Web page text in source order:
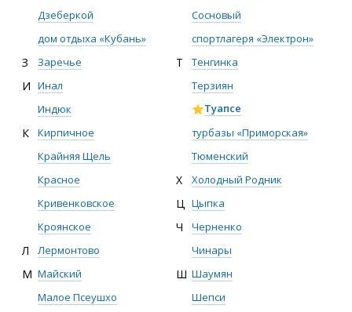
Дзеберкой
дом отдыха «Кубань»
З Заречье
И Инал
Индюк
К
Кирпичное
Крайняя Щель
Красное
Кривенковское
Кроянское
Л Лермонтово
М Майский
Малое Псеушхо
Сосновый
спортлагеря «Электрон»
Т
Тенгинка
Терзиян
Туапсе
турбазы «Приморская»
Тюменский
Х Холодный Родник
Ц Цыпка
Ч
Черненко
Чинары
Ш Шаумян
Шепси